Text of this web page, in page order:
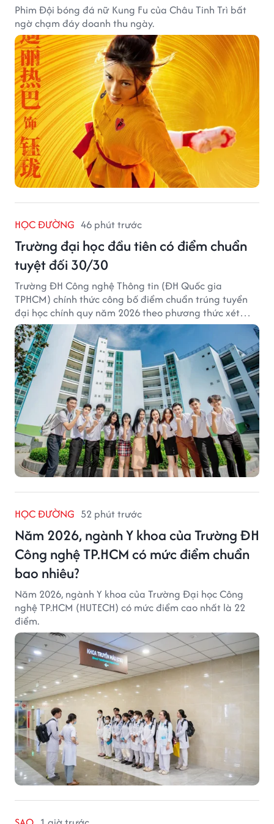
Phim Đội bóng đá nữ Kung Fu của Châu Tinh Trì bất
ngờ chạm đáy doanh thu ngày.
HỌC ĐƯỜNG 46 phút trước
Trường đại học đầu tiên có điểm chuẩn
tuyệt đối 30/30
Trường ĐH Công nghệ Thông tin (ĐH Quốc gia
TPHCM) chính thức công bố điểm chuẩn trúng tuyển
đại học chính quy năm 2026 theo phương thức xét
tuyển tổng hợp.
HỌC ĐƯỜNG 52 phút trước
Năm 2026, ngành Y khoa của Trường ĐH
Công nghệ TP.HCM có mức điểm chuẩn
bao nhiêu?
Năm 2026, ngành Y khoa của Trường Đại học Công
nghệ TP.HCM (HUTECH) có mức điểm cao nhất là 22
điểm.